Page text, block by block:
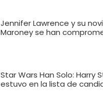
Jennifer Lawrence y su
Maroney se han
Star Wars Han Solo: Harry
estuvo en la lista de